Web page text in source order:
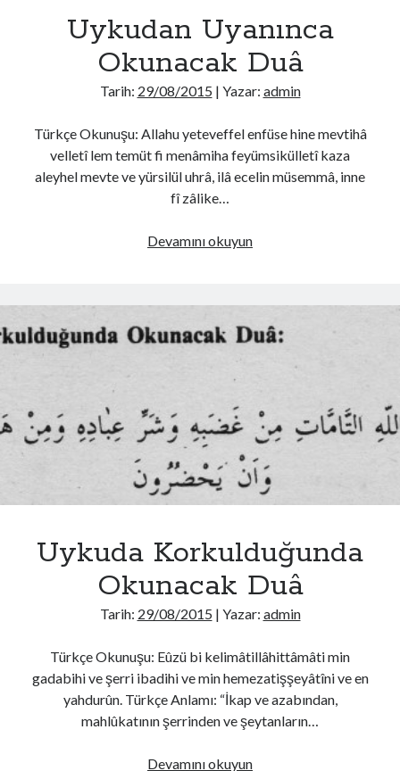
Uykudan Uyanınca
Okunacak Duâ
Tarih: 29/08/2015 | Yazar: admin
Türkçe Okunuşu: Allahu yeteveffel enfüse hine mevtihâ
velletî lem temüt fi menâmiha feyümsikülletî kaza
aleyhel mevte ve yürsilül uhrâ, ilâ ecelin müsemmâ, inne
fî zâlike…
Devamını okuyunUykudan
Duâ
Uykuda Korkulduğunda
Okunacak Duâ
Tarih: 29/08/2015 | Yazar: admin
Türkçe Okunuşu: Eûzü bi kelimâtillâhittâmâti min
gadabihi ve şerri ibadihi ve min hemezatişşeyâtîni ve en
yahdurûn. Türkçe Anlamı: “İkap ve azabından,
mahlûkatının şerrinden ve şeytanların…
Devamını okuyunUykuda